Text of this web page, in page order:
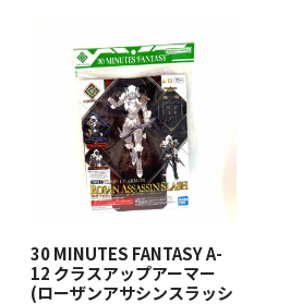
30 MINUTES FANTASY A-
12 クラスアップアーマー
(ローザンアサシンスラッシ